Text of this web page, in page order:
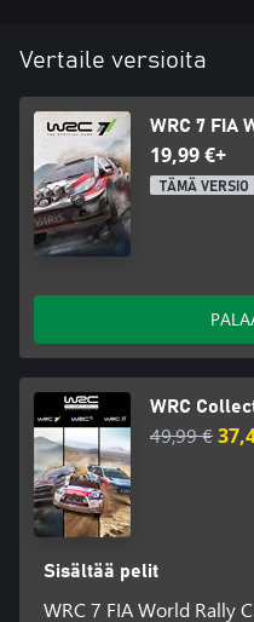
Vertaile versioita
WRC 7 FIA
19,99 €+
TÄMÄ VERSIO
WRC
49,99 €
Sisältää pelit
WRC 7 FIA World Rally